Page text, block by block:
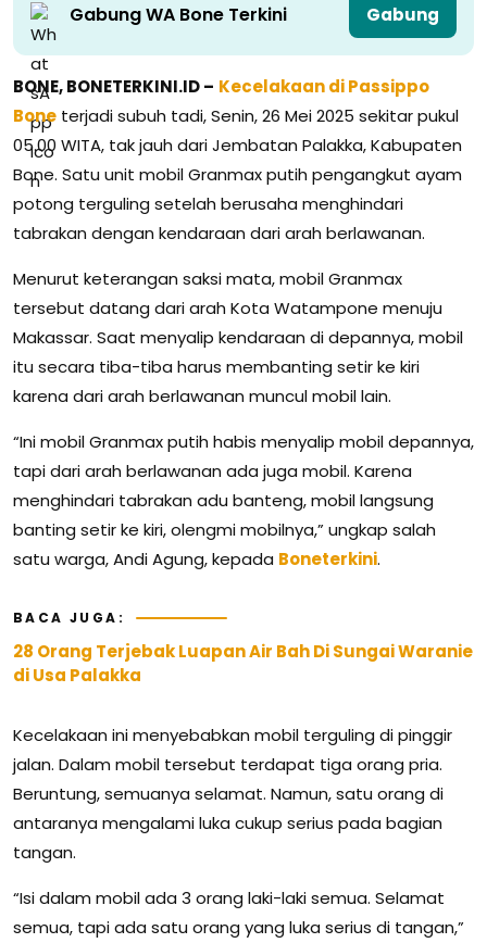
Gabung WA Bone Terkini Gabung
BONE, BONETERKINI.ID – Kecelakaan di Passippo
Bone terjadi subuh tadi, Senin, 26 Mei 2025 sekitar pukul
05.00 WITA, tak jauh dari Jembatan Palakka, Kabupaten
Bone. Satu unit mobil Granmax putih pengangkut ayam
potong terguling setelah berusaha menghindari
tabrakan dengan kendaraan dari arah berlawanan.
Menurut keterangan saksi mata, mobil Granmax
tersebut datang dari arah Kota Watampone menuju
Makassar. Saat menyalip kendaraan di depannya, mobil
itu secara tiba-tiba harus membanting setir ke kiri
karena dari arah berlawanan muncul mobil lain.
“Ini mobil Granmax putih habis menyalip mobil depannya,
tapi dari arah berlawanan ada juga mobil. Karena
menghindari tabrakan adu banteng, mobil langsung
banting setir ke kiri, olengmi mobilnya,” ungkap salah
satu warga, Andi Agung, kepada Boneterkini.
BACA JUGA:
28 Orang Terjebak Luapan Air Bah Di Sungai Waranie
di Usa Palakka
Kecelakaan ini menyebabkan mobil terguling di pinggir
jalan. Dalam mobil tersebut terdapat tiga orang pria.
Beruntung, semuanya selamat. Namun, satu orang di
antaranya mengalami luka cukup serius pada bagian
tangan.
“Isi dalam mobil ada 3 orang laki-laki semua. Selamat
semua, tapi ada satu orang yang luka serius di tangan,”